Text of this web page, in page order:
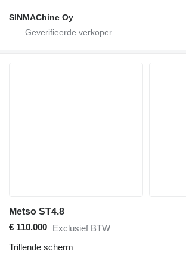
SINMAChine Oy
Metso ST4.8
€ 110.000 Exclusief BTW
Trillende scherm